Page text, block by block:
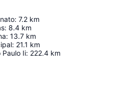
: 7.2 km
: 8.4 km
: 13.7 km
: 21.1 km
Ii: 222.4 km